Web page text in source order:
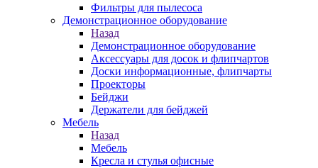
Фильтры для пылесоса
Демонстрационное оборудование
Назад
Демонстрационное оборудование
Аксессуары для досок и флипчартов
Доски информационные, флипчарты
Проекторы
Бейджи
Держатели для бейджей
Мебель
Назад
Мебель
Кресла и стулья офисные